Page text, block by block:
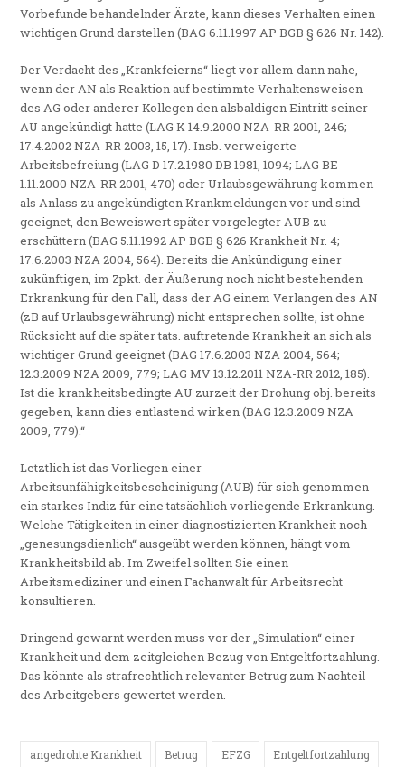
Vorbefunde behandelnder Ärzte, kann dieses Verhalten einen
wichtigen Grund darstellen (BAG 6.11.1997 AP BGB § 626 Nr. 142).
Der Verdacht des „Krankfeierns“ liegt vor allem dann nahe,
wenn der AN als Reaktion auf bestimmte Verhaltensweisen
des AG oder anderer Kollegen den alsbaldigen Eintritt seiner
AU angekündigt hatte (LAG K 14.9.2000 NZA-RR 2001, 246;
17.4.2002 NZA-RR 2003, 15, 17). Insb. verweigerte
Arbeitsbefreiung (LAG D 17.2.1980 DB 1981, 1094; LAG BE
1.11.2000 NZA-RR 2001, 470) oder Urlaubsgewährung kommen
als Anlass zu angekündigten Krankmeldungen vor und sind
geeignet, den Beweiswert später vorgelegter AUB zu
erschüttern (BAG 5.11.1992 AP BGB § 626 Krankheit Nr. 4;
17.6.2003 NZA 2004, 564). Bereits die Ankündigung einer
zukünftigen, im Zpkt. der Äußerung noch nicht bestehenden
Erkrankung für den Fall, dass der AG einem Verlangen des AN
(zB auf Urlaubsgewährung) nicht entsprechen sollte, ist ohne
Rücksicht auf die später tats. auftretende Krankheit an sich als
wichtiger Grund geeignet (BAG 17.6.2003 NZA 2004, 564;
12.3.2009 NZA 2009, 779; LAG MV 13.12.2011 NZA-RR 2012, 185).
Ist die krankheitsbedingte AU zurzeit der Drohung obj. bereits
gegeben, kann dies entlastend wirken (BAG 12.3.2009 NZA
2009, 779).“
Letztlich ist das Vorliegen einer
Arbeitsunfähigkeitsbescheinigung (AUB) für sich genommen
ein starkes Indiz für eine tatsächlich vorliegende Erkrankung.
Welche Tätigkeiten in einer diagnostizierten Krankheit noch
„genesungsdienlich“ ausgeübt werden können, hängt vom
Krankheitsbild ab. Im Zweifel sollten Sie einen
Arbeitsmediziner und einen Fachanwalt für Arbeitsrecht
konsultieren.
Dringend gewarnt werden muss vor der „Simulation“ einer
Krankheit und dem zeitgleichen Bezug von Entgeltfortzahlung.
Das könnte als strafrechtlich relevanter Betrug zum Nachteil
des Arbeitgebers gewertet werden.
angedrohte Krankheit Betrug EFZG Entgeltfortzahlung